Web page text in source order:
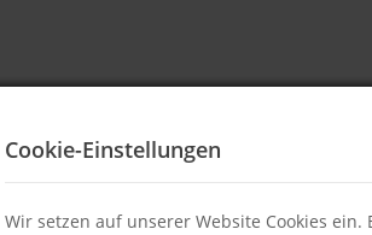
Cookie-Einstellungen
Wir setzen auf unserer Website Cookies ein.